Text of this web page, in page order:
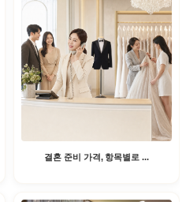
결혼 준비 가격, 항목별로 ...